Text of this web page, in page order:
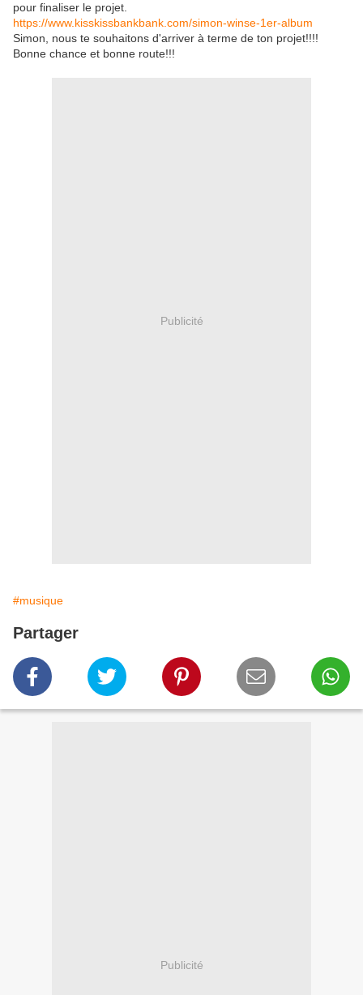
pour finaliser le projet.
https://www.kisskissbankbank.com/simon-winse-1er-album
Simon, nous te souhaitons d'arriver à terme de ton projet!!!!
Bonne chance et bonne route!!!
Publicité
#musique
Partager
Publicité